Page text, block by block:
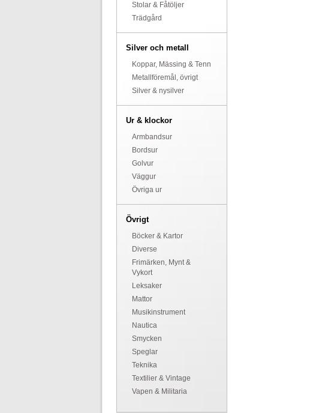
Stolar & Fåtöljer
Trädgård
Silver och metall
Koppar, Mässing & Tenn
Metallföremål, övrigt
Silver & nysilver
Ur & klockor
Armbandsur
Bordsur
Golvur
Väggur
Övriga ur
Övrigt
Böcker & Kartor
Diverse
Frimärken, Mynt &
Vykort
Leksaker
Mattor
Musikinstrument
Nautica
Smycken
Speglar
Teknika
Textilier & Vintage
Vapen & Militaria